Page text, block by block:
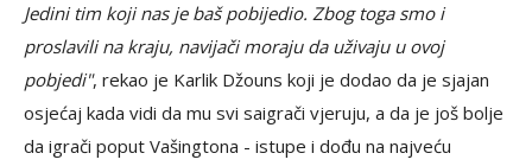
Jedini tim koji nas je baš pobijedio. Zbog toga smo i
proslavili na kraju, navijači moraju da uživaju u ovoj
pobjedi", rekao je Karlik Džouns koji je dodao da je sjajan
osjećaj kada vidi da mu svi saigrači vjeruju, a da je još bolje
da igrači poput Vašingtona - istupe i dođu na najveću